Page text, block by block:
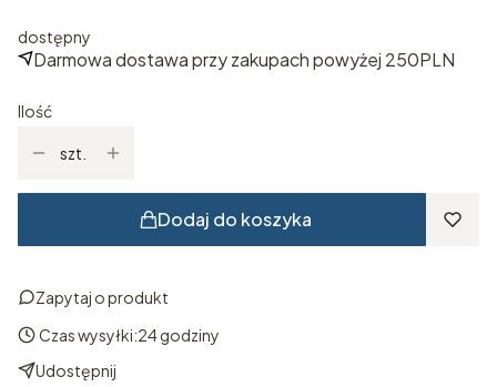
dostępny
Darmowa dostawa przy zakupach powyżej 250PLN
Ilość
szt.
Dodaj do koszyka
Zapytaj o produkt
Czas wysyłki:24 godziny
Udostępnij